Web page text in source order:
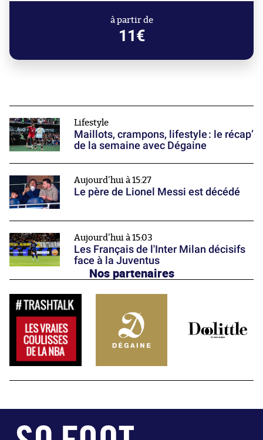
à partir de
11€
Lifestyle
Maillots, crampons, lifestyle : le récap’
de la semaine avec Dégaine
Aujourd'hui à 15:27
Le père de Lionel Messi est décédé
Aujourd'hui à 15:03
Les Français de l'Inter Milan décisifs
face à la Juventus
Nos partenaires